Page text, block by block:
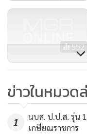
• รถเทียมม้า - คาแรกเ
ของนักเดินทาง ที่ทำให้
นอกเหนือจากคาแรกเ
ปีใหม่แล้ว ความสุข ควา
ที่มาเยือน คิง เพาเวอร์
สนุกสนานกับกิจกรรมผ่
552
5,571
ข่าวในหมวด
1
นบส. ป.ป.ส. รุ่น
เกษียณราชการ